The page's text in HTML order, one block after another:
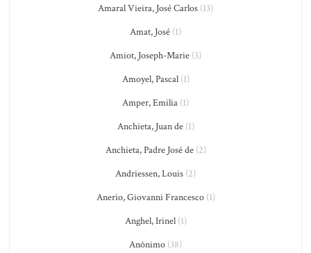
Amaral Vieira, José Carlos (13)
Amat, José (1)
Amiot, Joseph-Marie (3)
Amoyel, Pascal(1)
Amper, Emilia (1)
Anchieta, Juan de(1)
Anchieta, Padre José de(2)
Andriessen, Louis (2)
Anerio, Giovanni Francesco(1)
Anghel, Irinel(1)
Anônimo (38)